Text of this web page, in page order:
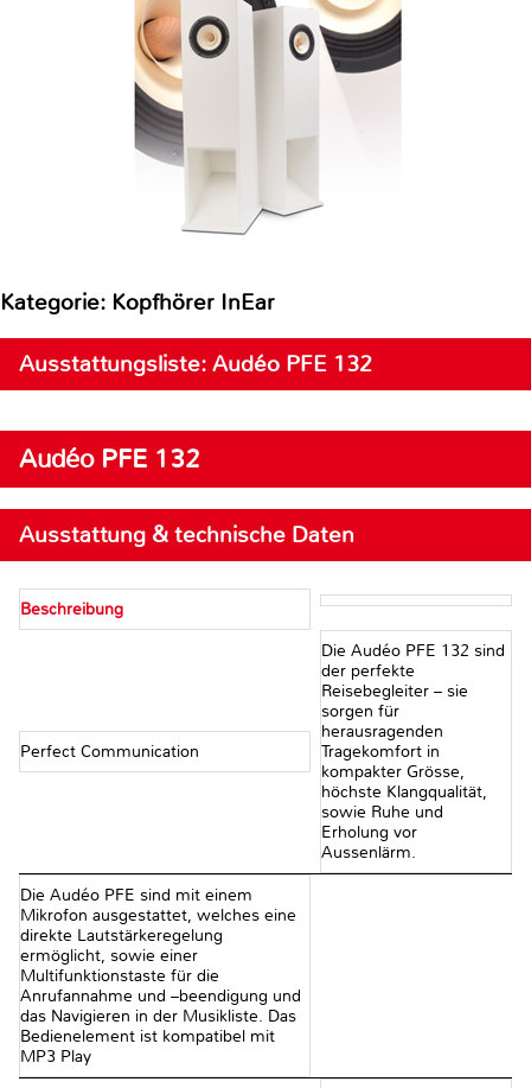
Kategorie: Kopfhörer InEar
Ausstattungsliste: Audéo PFE 132
Audéo PFE 132
Ausstattung & technische Daten
Beschreibung
Perfect Communication
Die Audéo PFE 132 sind
der perfekte
Reisebegleiter – sie
sorgen für
herausragenden
Tragekomfort in
kompakter Grösse,
höchste Klangqualität,
sowie Ruhe und
Erholung vor
Aussenlärm.
Die Audéo PFE sind mit einem
Mikrofon ausgestattet, welches eine
direkte Lautstärkeregelung
ermöglicht, sowie einer
Multifunktionstaste für die
Anrufannahme und –beendigung und
das Navigieren in der Musikliste. Das
Bedienelement ist kompatibel mit
MP3 Play